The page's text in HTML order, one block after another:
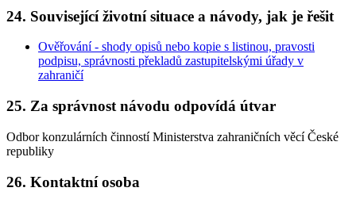
24. Související životní situace a návody, jak je řešit
Ověřování - shody opisů nebo kopie s listinou, pravosti
podpisu, správnosti překladů zastupitelskými úřady v
zahraničí
25. Za správnost návodu odpovídá útvar
Odbor konzulárních činností Ministerstva zahraničních věcí České
republiky
26. Kontaktní osoba